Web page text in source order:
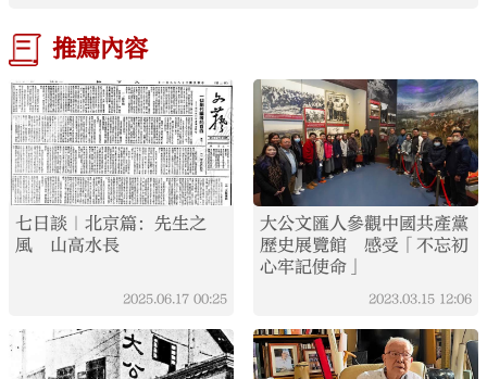
推薦內容
七日談｜北京篇：先生之
風 山高水長
2025.06.17 00:25
大公文匯人參觀中國共產黨
歷史展覽館 感受「不忘初
心牢記使命」
2023.03.15 12:06